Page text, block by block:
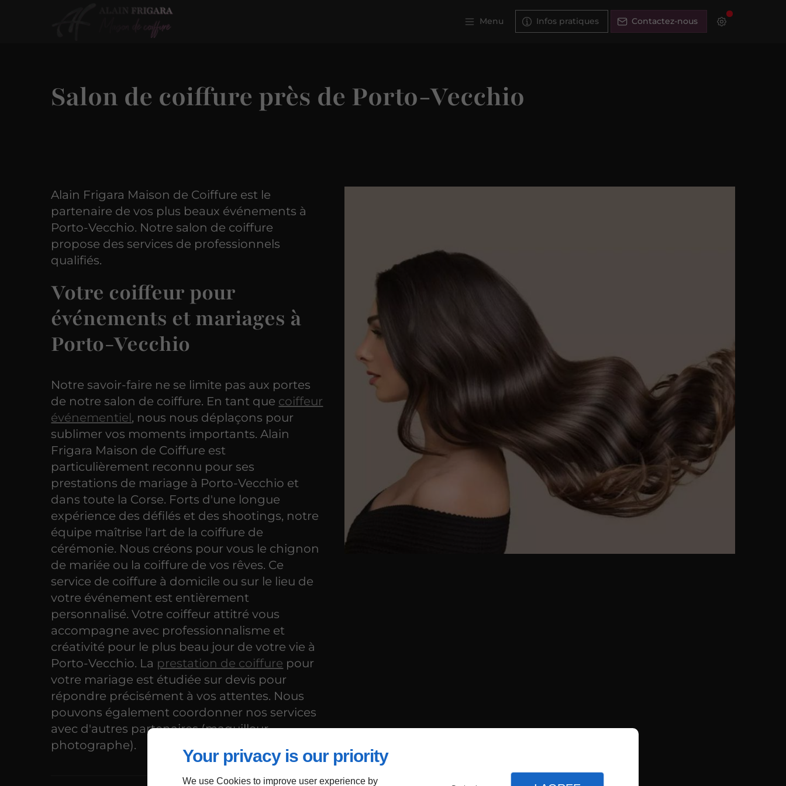
Your privacy is our priority
We use Cookies to improve user experience by
Menu Infos pratiques Contactez-nous
Salon de coiffure près de Porto-Vecchio
Alain Frigara Maison de Coiffure est le
partenaire de vos plus beaux événements à
Porto-Vecchio. Notre salon de coiffure
propose des services de professionnels
qualifiés.
Votre coiffeur pour
événements et mariages à
Porto-Vecchio
Notre savoir-faire ne se limite pas aux portes
de notre salon de coiffure. En tant que coiffeur
événementiel, nous nous déplaçons pour
sublimer vos moments importants. Alain
Frigara Maison de Coiffure est
particulièrement reconnu pour ses
prestations de mariage à Porto-Vecchio et
dans toute la Corse. Forts d'une longue
expérience des défilés et des shootings, notre
équipe maîtrise l'art de la coiffure de
cérémonie. Nous créons pour vous le chignon
de mariée ou la coiffure de vos rêves. Ce
service de coiffure à domicile ou sur le lieu de
votre événement est entièrement
personnalisé. Votre coiffeur attitré vous
accompagne avec professionnalisme et
créativité pour le plus beau jour de votre vie à
Porto-Vecchio. La prestation de coiffure pour
votre mariage est étudiée sur devis pour
répondre précisément à vos attentes. Nous
pouvons également coordonner nos services
avec d'autres partenaires (maquilleur,
photographe).